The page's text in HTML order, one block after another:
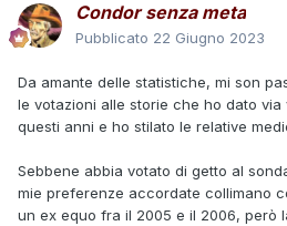
Condor senza meta
Pubblicato 22 Giugno 2023
Da amante delle statistiche, mi son
le votazioni alle storie che ho dato
questi anni e ho stilato le relative
Sebbene abbia votato di getto al
mie preferenze accordate collimano
un ex equo fra il 2005 e il 2006, però